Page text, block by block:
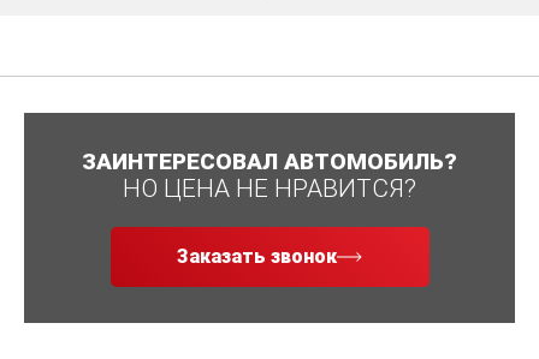
ЗАИНТЕРЕСОВАЛ АВТОМОБИЛЬ?
НО ЦЕНА НЕ НРАВИТСЯ?
Заказать звонок